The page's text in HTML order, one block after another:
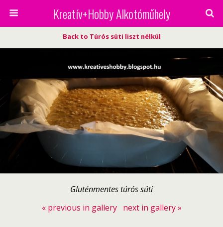
Kreatív+Hobby Alkotóműhely
Back to Túrós süti liszt nélkül
Gluténmentes túrós süti
« previous in gallery
next in gallery »